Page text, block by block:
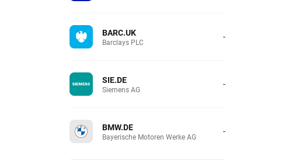
BARC.UK
Barclays PLC -
SIE.DE
Siemens AG -
BMW.DE
Bayerische Motoren Werke AG -